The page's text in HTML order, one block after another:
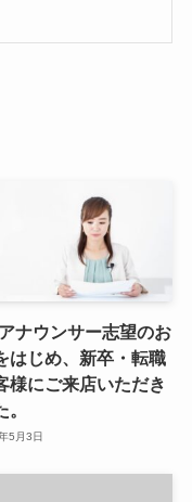
ナウンサー志望のお
はじめ、新卒・転職
様にご来店いただき
。
5月3日